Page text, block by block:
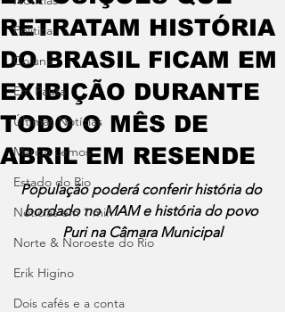
Política
Coluna
Em Pauta
Últimas Notícias
Márcio Lemos
Estado do Rio
Notícias em 1 min
Norte & Noroeste do Rio
Erik Higino
Dois cafés e a conta
RETRATAM HISTÓRIA
DO BRASIL FICAM EM
EXIBIÇÃO DURANTE
TODO O MÊS DE
ABRIL EM RESENDE
População poderá conferir história do
bordado no MAM e história do povo
Puri na Câmara Municipal